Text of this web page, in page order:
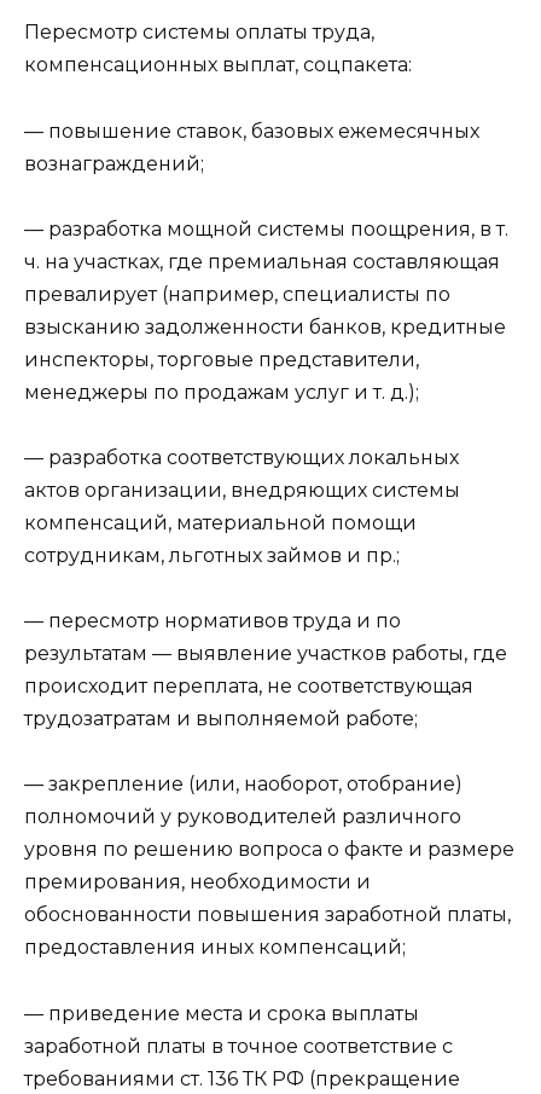
Пересмотр системы оплаты труда,
компенсационных выплат, соцпакета:
— повышение ставок, базовых ежемесячных
вознаграждений;
— разработка мощной системы поощрения, в т.
ч. на участках, где премиальная составляющая
превалирует (например, специалисты по
взысканию задолженности банков, кредитные
инспекторы, торговые представители,
менеджеры по продажам услуг и т. д.);
— разработка соответствующих локальных
актов организации, внедряющих системы
компенсаций, материальной помощи
сотрудникам, льготных займов и пр.;
— пересмотр нормативов труда и по
результатам — выявление участков работы, где
происходит переплата, не соответствующая
трудозатратам и выполняемой работе;
— закрепление (или, наоборот, отобрание)
полномочий у руководителей различного
уровня по решению вопроса о факте и размере
премирования, необходимости и
обоснованности повышения заработной платы,
предоставления иных компенсаций;
— приведение места и срока выплаты
заработной платы в точное соответствие с
требованиями ст. 136 ТК РФ (прекращение